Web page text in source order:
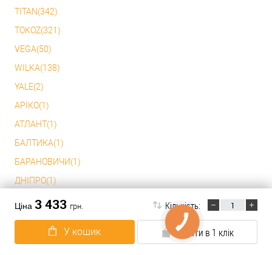
Ціна 3 433 грн. Кількість:
У кошик Купити в 1 клік
TITAN(342)
TOKOZ(321)
VEGA(50)
WILKA(138)
YALE(2)
АРІКО(1)
АТЛАНТ(1)
БАЛТИКА(1)
БАРАНОВИЧИ(1)
ДНІПРО(1)
КАЛУГА(2)
ПЕНЗА(1)
СТАХАНОВ(1)